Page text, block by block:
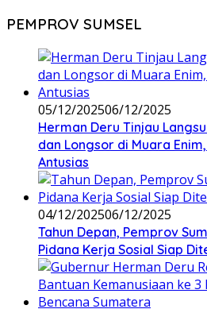
PEMPROV SUMSEL
05/12/202506/12/2025
Herman Deru Tinjau
dan Longsor di Muara
Antusias
04/12/202506/12/2025
Tahun Depan, Pemprov
Pidana Kerja Sosial Siap